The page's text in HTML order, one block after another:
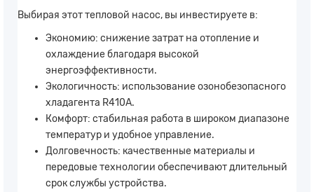
Выбирая этот тепловой насос, вы инвестируете в:
Экономию: снижение затрат на отопление и
охлаждение благодаря высокой
энергоэффективности.
Экологичность: использование озонобезопасного
хладагента R410A.
Комфорт: стабильная работа в широком диапазоне
температур и удобное управление.
Долговечность: качественные материалы и
передовые технологии обеспечивают длительный
срок службы устройства.